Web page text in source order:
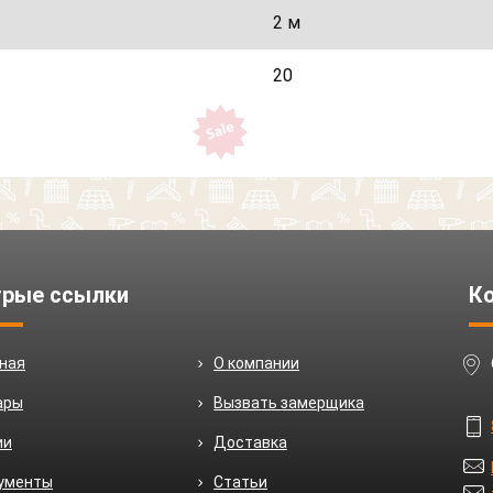
2 м
20
ссылки
О компании
Вызвать замерщика
Доставка
Статьи